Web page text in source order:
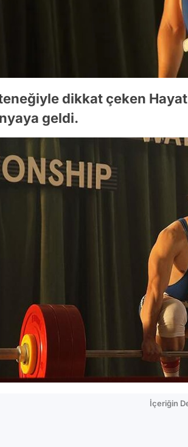
dikkat çeken
geldi.
İçeriğin